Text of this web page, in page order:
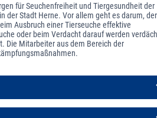
für Seuchenfreiheit und Tiergesundheit der
der Stadt Herne. Vor allem geht es darum, der
Ausbruch einer Tierseuche effektive
oder beim Verdacht darauf werden
Die Mitarbeiter aus dem Bereich der